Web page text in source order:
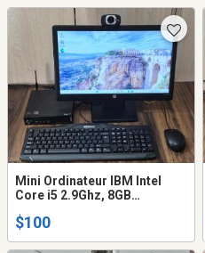
Mini Ordinateur IBM Intel
Core i5 2.9Ghz, 8GB
disque, écran clavier,
Caméra WIFI
$100